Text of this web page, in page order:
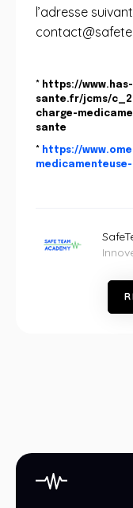
l’adresse
* https://www.has-
sante.fr/jcms/
charge-
sante
* https://
medicamenteuse-
R